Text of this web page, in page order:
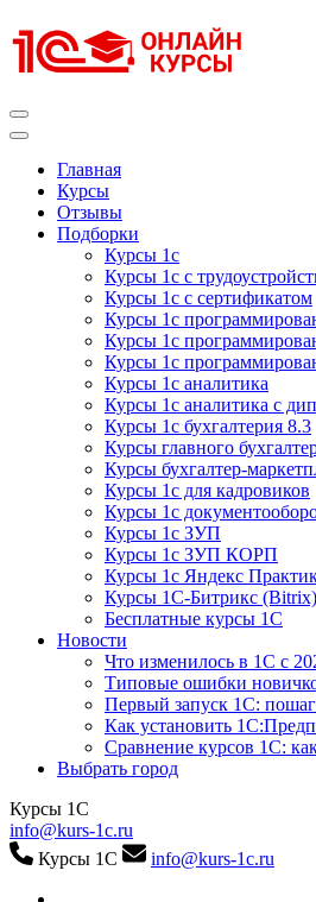
к
содержимому
Главная
Курсы
Отзывы
Подборки
Курсы 1с
Курсы 1с с
Курсы 1с с сертификатом
Курсы 1с
Курсы 1с
Курсы 1с
Курсы 1с аналитика
Курсы 1с аналитика с
Курсы 1с бухгалтерия 8.3
Курсы главного
Курсы бухгалтер-
Курсы 1с для кадровиков
Курсы 1с
Курсы 1с ЗУП
Курсы 1с ЗУП КОРП
Курсы 1с Яндекс
Курсы 1С-Битрикс (Bitrix)
Бесплатные курсы 1С
Новости
Что изменилось в 1С с
Типовые ошибки
Первый запуск 1С:
Как установить
Сравнение курсов 1С:
Выбрать город
Курсы 1С
info@kurs-1c.ru
Курсы 1С
info@kurs-1c.ru